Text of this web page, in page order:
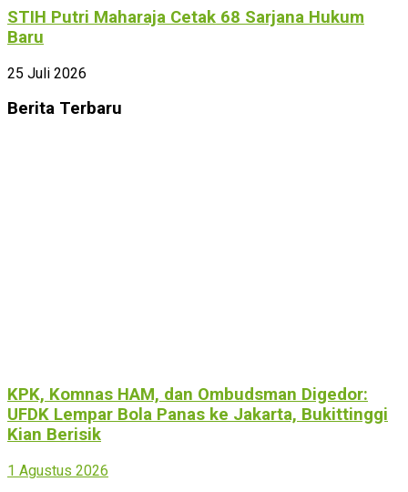
STIH Putri Maharaja Cetak 68 Sarjana Hukum
Baru
25 Juli 2026
Berita Terbaru
KPK, Komnas HAM, dan Ombudsman Digedor:
UFDK Lempar Bola Panas ke Jakarta, Bukittinggi
Kian Berisik
1 Agustus 2026